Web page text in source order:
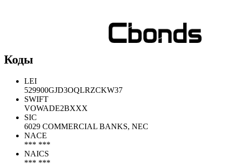
Коды
LEI
529900GJD3OQLRZCKW37
SWIFT
VOWADE2BXXX
SIC
6029 COMMERCIAL BANKS, NEC
NACE
*** ***
NAICS
*** ***